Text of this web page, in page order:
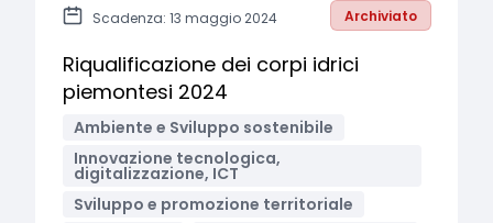
Scadenza: 13 maggio 2024 Archiviato
Riqualificazione dei corpi idrici
piemontesi 2024
Ambiente e Sviluppo sostenibile
Innovazione tecnologica,
digitalizzazione, ICT
Sviluppo e promozione territoriale